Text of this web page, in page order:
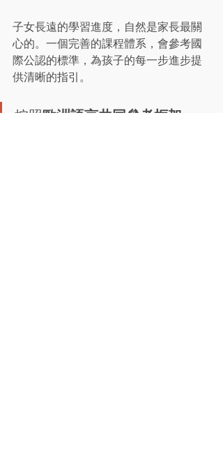
子女長遠的學習進度，自然是家長最關
心的。一個完善的課程體系，會參考國
際公認的標準，為孩子的每一步進步提
供清晰的指引。
按照歐洲語言共同參考框架